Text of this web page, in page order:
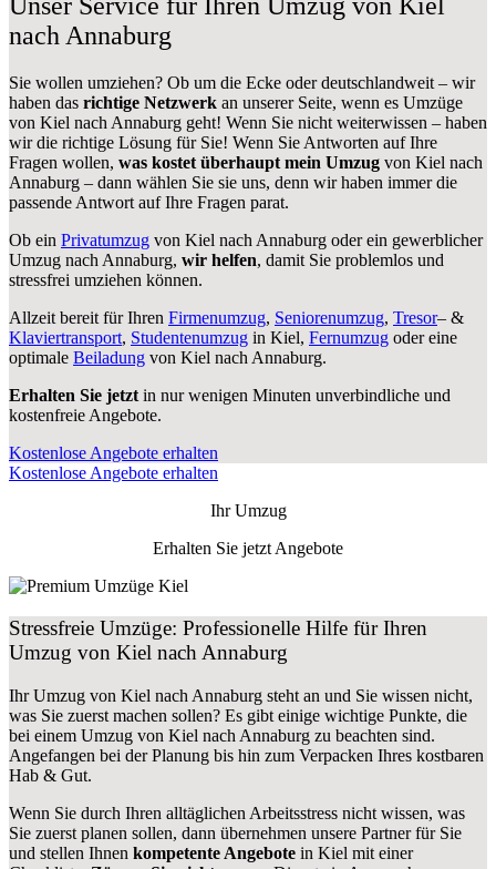
nach Annaburg
Sie wollen umziehen? Ob um die Ecke oder deutschlandweit – wir
haben das richtige Netzwerk an unserer Seite, wenn es Umzüge
von Kiel nach Annaburg geht! Wenn Sie nicht weiterwissen – haben
wir die richtige Lösung für Sie! Wenn Sie Antworten auf Ihre
Fragen wollen, was kostet überhaupt mein Umzug von Kiel nach
Annaburg – dann wählen Sie sie uns, denn wir haben immer die
passende Antwort auf Ihre Fragen parat.
Ob ein Privatumzug von Kiel nach Annaburg oder ein gewerblicher
Umzug nach Annaburg, wir helfen, damit Sie problemlos und
stressfrei umziehen können.
Allzeit bereit für Ihren Firmenumzug, Seniorenumzug, Tresor– &
Klaviertransport, Studentenumzug in Kiel, Fernumzug oder eine
optimale Beiladung von Kiel nach Annaburg.
Erhalten Sie jetzt in nur wenigen Minuten unverbindliche und
kostenfreie Angebote.
Kostenlose Angebote erhalten
Kostenlose Angebote erhalten
Ihr Umzug
Erhalten Sie jetzt Angebote
Stressfreie Umzüge: Professionelle Hilfe für Ihren
Umzug von Kiel nach Annaburg
Ihr Umzug von Kiel nach Annaburg steht an und Sie wissen nicht,
was Sie zuerst machen sollen? Es gibt einige wichtige Punkte, die
bei einem Umzug von Kiel nach Annaburg zu beachten sind.
Angefangen bei der Planung bis hin zum Verpacken Ihres kostbaren
Hab & Gut.
Wenn Sie durch Ihren alltäglichen Arbeitsstress nicht wissen, was
Sie zuerst planen sollen, dann übernehmen unsere Partner für Sie
und stellen Ihnen kompetente Angebote in Kiel mit einer